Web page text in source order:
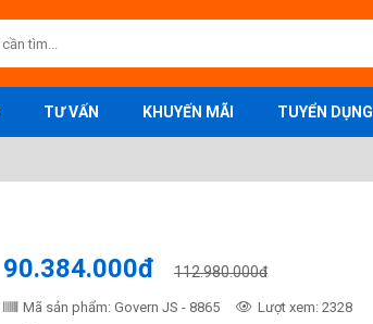
TƯ VẤN KHUYẾN MÃI TUYỂN DỤNG
90.384.000đ 112.980.000đ
Mã sản phẩm: Govern JS - 8865 Lượt xem: 2328